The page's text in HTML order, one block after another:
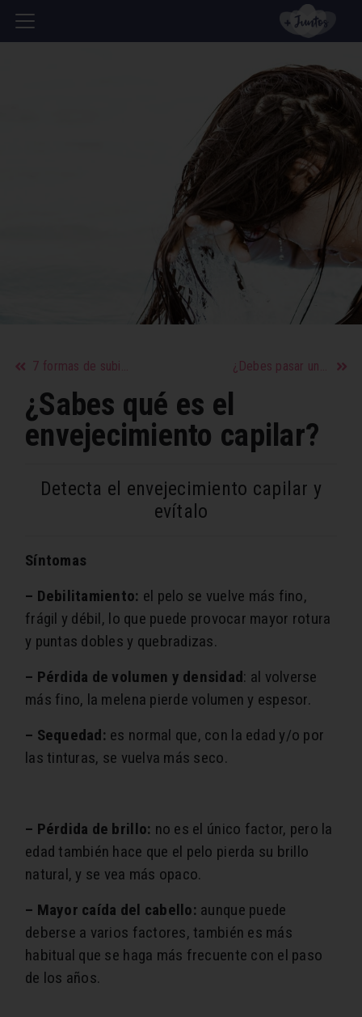
7 formas de subir las defensas ¿Debes pasar un tiempo sola tras una ruptura?
¿Sabes qué es el
envejecimiento capilar?
Detecta el envejecimiento capilar y
evítalo
Síntomas
– Debilitamiento: el pelo se vuelve más fino,
frágil y débil, lo que puede provocar mayor rotura
y puntas dobles y quebradizas.
– Pérdida de volumen y densidad: al volverse
más fino, la melena pierde volumen y espesor.
– Sequedad: es normal que, con la edad y/o por
las tinturas, se vuelva más seco.
– Pérdida de brillo: no es el único factor, pero la
edad también hace que el pelo pierda su brillo
natural, y se vea más opaco.
– Mayor caída del cabello: aunque puede
deberse a varios factores, también es más
habitual que se haga más frecuente con el paso
de los años.